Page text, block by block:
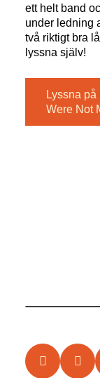
ett helt band
under ledning
två riktigt bra
lyssna själv!
Lyssna på
Were Not